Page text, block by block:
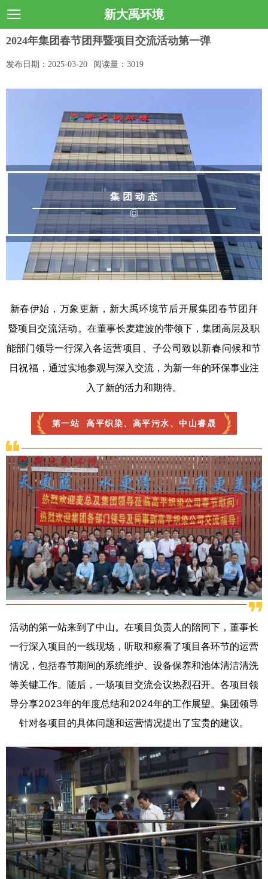
新大禹环境
2024年集团春节团拜暨项目交流活动第一弹
发布日期： 2025-03-20 阅读量： 3019
集 团 动 态
新春伊始，万象更新，新大禹环境节后开展集团春节团拜
暨项目交流活动。在董事长麦建波的带领下，集团高层及职
能部门领导一行深入各运营项目、子公司致以新春问候和节
日祝福，通过实地参观与深入交流，为新一年的环保事业注
入了新的活力和期待。
第一站高平织染、高平污水、中山睿晟
活动的第一站来到了中山。在项目负责人的陪同下，董事长
一行深入项目的一线现场，听取和察看了项目各环节的运营
情况，包括春节期间的系统维护、设备保养和池体清洁清洗
等关键工作。随后，一场项目交流会议热烈召开。各项目领
导分享2023年的年度总结和2024年的工作展望。集团领导
针对各项目的具体问题和运营情况提出了宝贵的建议。